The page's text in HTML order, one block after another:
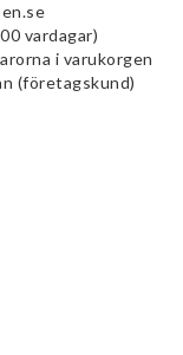
vardagar)
i varukorgen
(företagskund)